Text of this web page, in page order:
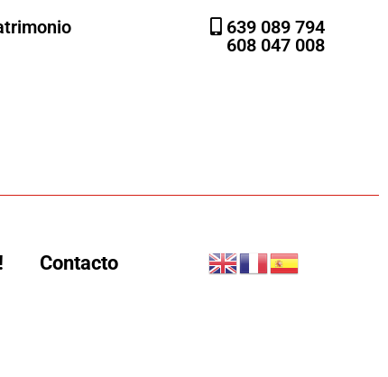
639 089 794
608 047 008
Contacto